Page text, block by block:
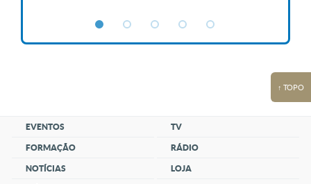
↑ TOPO
EVENTOS
FORMAÇÃO
NOTÍCIAS
TV
RÁDIO
LOJA